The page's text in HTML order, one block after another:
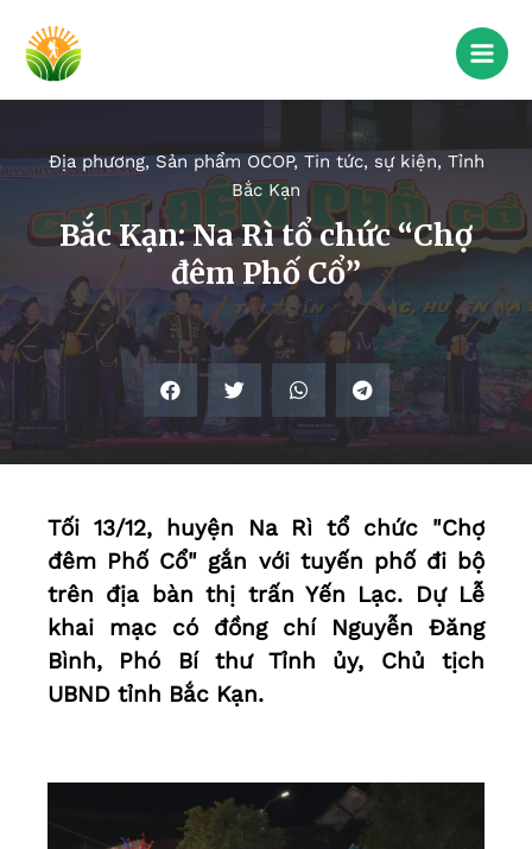
Địa phương,Sản phẩm OCOP, Tin tức, sự kiện, Tỉnh
Bắc Kạn
Bắc Kạn: Na Rì tổ chức “Chợ
đêm Phố Cổ”
Tối 13/12, huyện Na Rì tổ chức "Chợ
đêm Phố Cổ" gắn với tuyến phố đi bộ
trên địa bàn thị trấn Yến Lạc. Dự Lễ
khai mạc có đồng chí Nguyễn Đăng
Bình, Phó Bí thư Tỉnh ủy, Chủ tịch
UBND tỉnh Bắc Kạn.